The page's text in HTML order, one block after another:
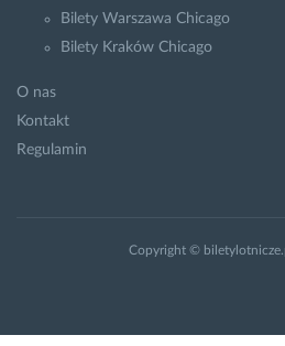
Bilety Warszawa Chicago
Bilety Kraków Chicago
O nas
Kontakt
Regulamin
Copyright ©